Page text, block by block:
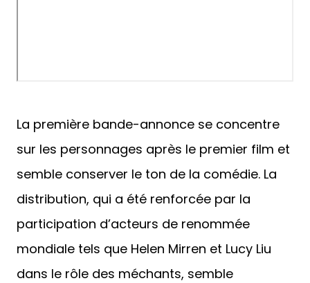
La première bande-annonce se concentre
sur les personnages après le premier film et
semble conserver le ton de la comédie. La
distribution, qui a été renforcée par la
participation d’acteurs de renommée
mondiale tels que Helen Mirren et Lucy Liu
dans le rôle des méchants, semble